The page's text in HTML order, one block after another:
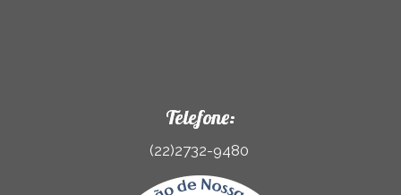
Telefone:
(22)2732-9480